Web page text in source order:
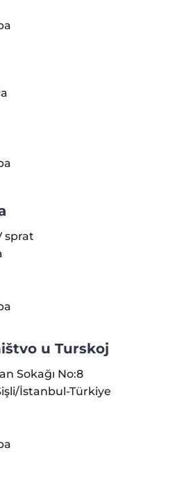
sprat
u Turskoj
Sokağı No:8
İstanbul-Türkiye